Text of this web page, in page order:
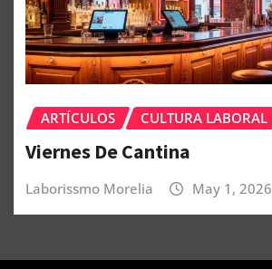
ARTÍCULOS CULTURA LABORAL
Viernes De Cantina
Laborissmo Morelia May 1, 2026